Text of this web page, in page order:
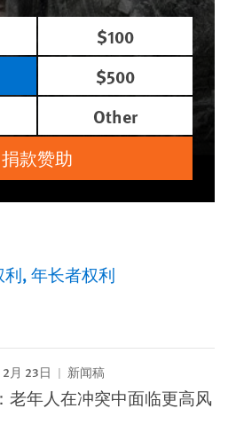
$100
$500
Other
捐款赞助
利 年长者权利
月 23日 新闻稿
老年人在冲突中面临更高风